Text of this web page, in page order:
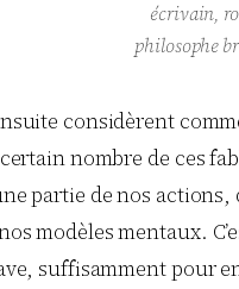
écrivain,
philosophe
considèrent
nombre de ces
partie de nos actions,
modèles mentaux.
suffisamment pour